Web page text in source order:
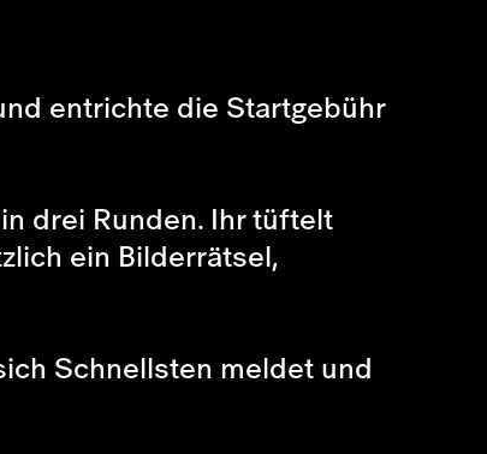
entrichte die Startgebühr
drei Runden. Ihr tüftelt
ein Bilderrätsel,
Schnellsten meldet und